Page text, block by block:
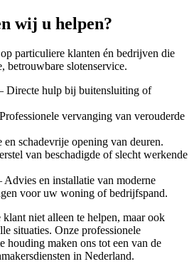
wij u helpen?
particuliere klanten én bedrijven die
betrouwbare slotenservice.
Directe hulp bij buitensluiting of
vervanging van verouderde
en schadevrije opening van deuren.
van beschadigde of slecht werkende
en installatie van moderne
voor uw woning of bedrijfspand.
niet alleen te helpen, maar ook
situaties. Onze professionele
houding maken ons tot een van de
in Nederland.